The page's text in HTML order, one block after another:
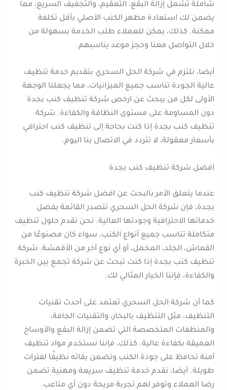
شاملة تشمل إزالة البقع، التعقيم، والتجفيف السريع، مما
يضمن لك استعادة مظهر الكنب الأصلي بأقل تكلفة
ممكنة. كذلك، يمكن للعملاء طلب الخدمة بسهولة من
خلال التواصل معنا وحجز موعد يناسبهم.
أيضا، نلتزم في شركة الحل السحري بتقديم خدمة تنظيف
عالية الجودة تناسب جميع الميزانيات، مما يجعلنا الوجهة
الأولى لكل من يبحث عن ارخص شركة تنظيف كنب بجدة
دون المساومة على مستوى النظافة والكفاءة. شركة
تنظيف كنب بجدة إذا كنت بحاجة إلى تنظيف كنب احترافي
بأسعار معقولة، لا تتردد في الاتصال بنا اليوم.
افضل شركة تنظيف كنب بجدة
عندما يتعلق الأمر بالبحث عن افضل شركة تنظيف كنب
بجدة، فإن شركة الحل السحري تتصدر القائمة بفضل
خدماتها الاحترافية وجودتها العالية. نحن نقدم حلول تنظيف
متكاملة تناسب جميع أنواع الكنب، سواء كان مصنوعًا من
القماش، الجلد، المخمل، أو أي نوع آخر من الأقمشة. شركة
تنظيف كنب بجدة إذا كنت تبحث عن شركة تجمع بين الخبرة
والكفاءة، فإننا الخيار المثالي لك.
كما أن شركة الحل السحري تعتمد على أحدث تقنيات
التنظيف، مثل التنظيف بالبخار، والتقنيات الجافة،
والمنظفات المتخصصة التي تضمن إزالة البقع والأوساخ
العميقة بكفاءة عالية. كذلك، فإننا نستخدم مواد تنظيف
آمنة تحافظ على جودة الكنب وتضمن بقائه نظيفًا لفترات
طويلة. أيضا، نقدم خدمة تنظيف سريعة ومهنية تضمن
رضا العملاء وتوفر لهم تجربة مريحة دون أي متاعب.